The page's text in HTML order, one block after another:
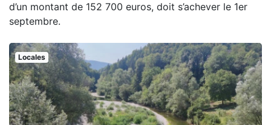
d’un montant de 152 700 euros, doit s’achever le 1er
septembre.
Locales